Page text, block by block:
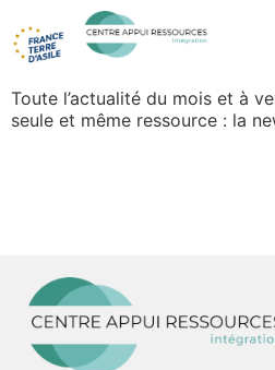
Toute l’actualité du mois et à
seule et même ressource : la